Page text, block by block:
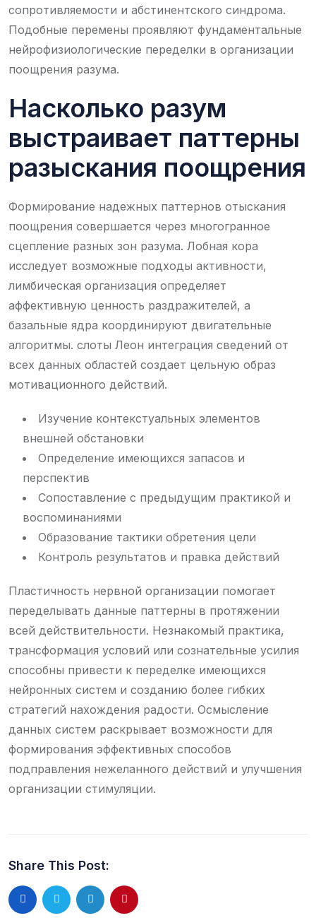
сопротивляемости и абстинентского синдрома.
Подобные перемены проявляют фундаментальные
нейрофизиологические переделки в организации
поощрения разума.
Насколько разум
выстраивает паттерны
разыскания поощрения
Формирование надежных паттернов отыскания
поощрения совершается через многогранное
сцепление разных зон разума. Лобная кора
исследует возможные подходы активности,
лимбическая организация определяет
аффективную ценность раздражителей, а
базальные ядра координируют двигательные
алгоритмы. слоты Леон интеграция сведений от
всех данных областей создает цельную образ
мотивационного действий.
Изучение контекстуальных элементов
внешней обстановки
Определение имеющихся запасов и
перспектив
Сопоставление с предыдущим практикой и
воспоминаниями
Образование тактики обретения цели
Контроль результатов и правка действий
Пластичность нервной организации помогает
переделывать данные паттерны в протяжении
всей действительности. Незнакомый практика,
трансформация условий или сознательные усилия
способны привести к переделке имеющихся
нейронных систем и созданию более гибких
стратегий нахождения радости. Осмысление
данных систем раскрывает возможности для
формирования эффективных способов
подправления нежеланного действий и улучшения
организации стимуляции.
Share This Post: